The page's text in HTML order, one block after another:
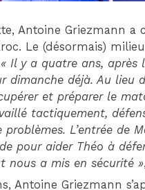
Antoine Griezmann a
Le (désormais)
« Il y a quatre ans, après
dimanche déjà. Au lieu
et préparer le
tactiquement,
problèmes. L’entrée de
pour aider Théo à
nous a mis en sécurité »
Antoine Griezmann